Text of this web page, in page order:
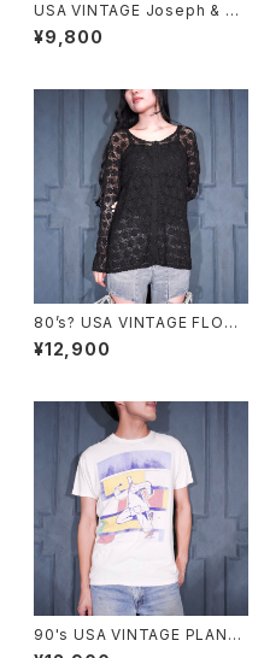
USA VINTAGE Joseph & Fe
iss OPEN COLLAR HALF SL
EEVE SILK SHIRT/アメリカ古
¥9,800
80’s? USA VINTAGE FLOW
ER SHEER DESIGN ALL LAC
E CARDIGAN MADE IN USA/
¥12,900
90's USA VINTAGE PLAN-9
ART PRINT DESIGN T SHIR